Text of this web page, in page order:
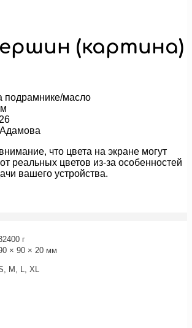
(картина)
подрамнике/масло
что цвета на экране могут
реальных цветов из-за особенностей
вашего устройства.
г
× 90 × 20 мм
M, L, XL